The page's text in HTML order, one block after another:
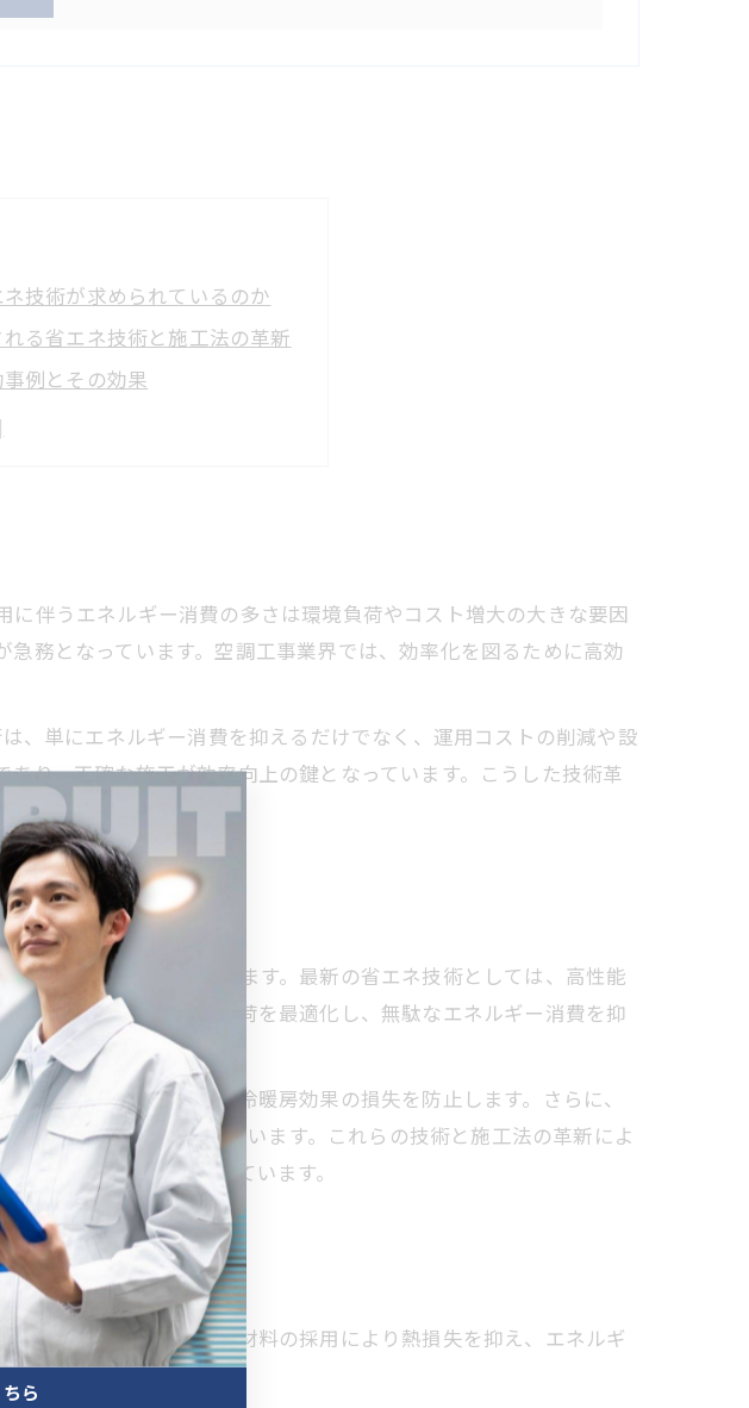
技術が求められているのか
る省エネ技術と施工法の革新
例とその効果
問題点と解決策
設備の効率化技術入門
伴うエネルギー消費の多さは環境負荷やコスト増大の大きな要因
務となっています。空調工事業界では、効率化を図るために高効
、単にエネルギー消費を抑えるだけでなく、運用コストの削減や設
り、正確な施工が効率向上の鍵となっています。こうした技術革
続的発展に不可欠です。
重要な課題となっています。最新の省エネ技術としては、高性能
り、空調機器の運転負荷を最適化し、無駄なエネルギー消費を抑
させます。
保を徹底することで、冷暖房効果の損失を防止します。さらに、
コスト削減にも貢献しています。これらの技術と施工法の革新によ
って必須の知識となっています。
ます。例えば、高断熱材料の採用により熱損失を抑え、エネルギ
ら